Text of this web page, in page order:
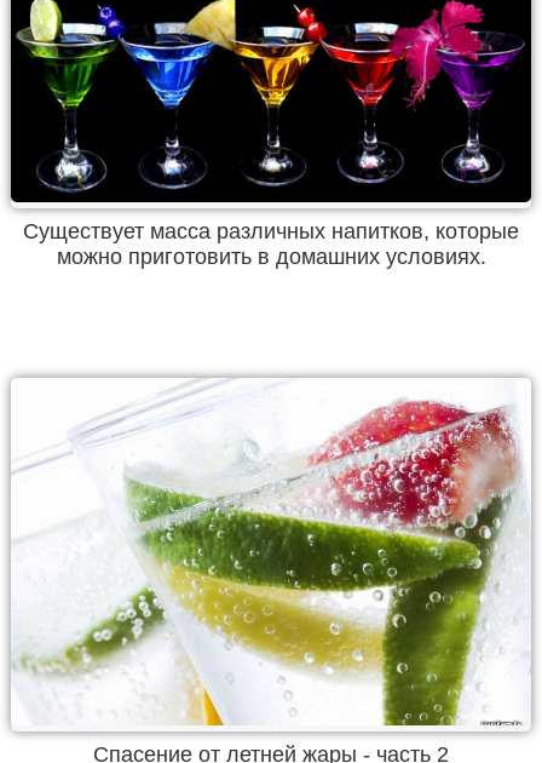
Существует масса различных напитков, которые
можно приготовить в домашних условиях.
Спасение от летней жары - часть 2